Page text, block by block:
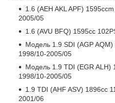
1.6 (AEH AKL APF)
2005/05
1.6 (AVU BFQ) 1595cc
Модель 1.9 SDI (AGP
1998/10-2005/05
Модель 1.9 TDI (EGR ALH)
1998/10-2005/05
1.9 TDI (AHF ASV) 1896cc
2001/06